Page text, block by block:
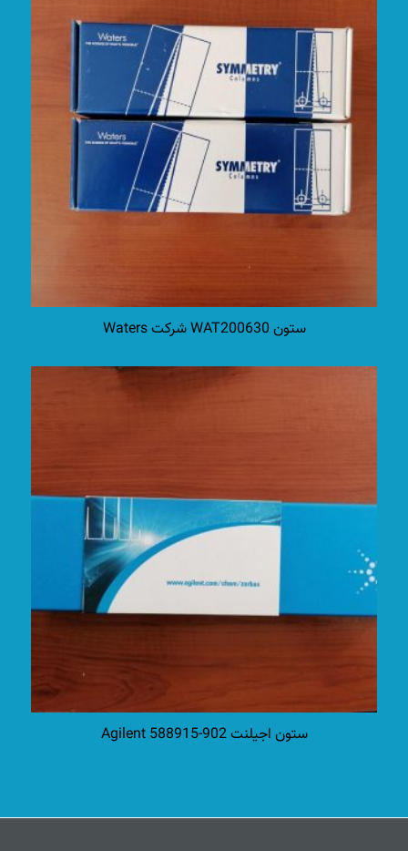
ستون WAT200630 شرکت Waters
ستون اجیلنت Agilent 588915-902